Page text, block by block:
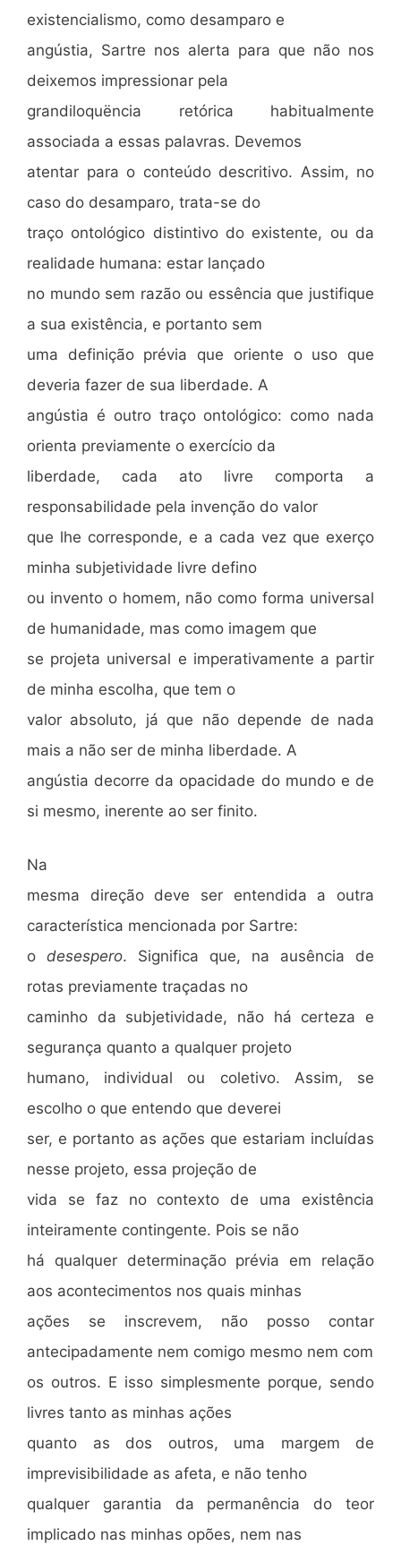
existencialismo, como desamparo e
angústia, Sartre nos alerta para que não nos
deixemos impressionar pela
grandiloquëncia retórica habitualmente
associada a essas palavras. Devemos
atentar para o conteúdo descritivo. Assim, no
caso do desamparo, trata-se do
traço ontológico distintivo do existente, ou da
realidade humana: estar lançado
no mundo sem razão ou essência que justifique
a sua existência, e portanto sem
uma definição prévia que oriente o uso que
deveria fazer de sua liberdade. A
angústia é outro traço ontológico: como nada
orienta previamente o exercício da
liberdade, cada ato livre comporta a
responsabilidade pela invenção do valor
que lhe corresponde, e a cada vez que exerço
minha subjetividade livre defino
ou invento o homem, não como forma universal
de humanidade, mas como imagem que
se projeta universal e imperativamente a partir
de minha escolha, que tem o
valor absoluto, já que não depende de nada
mais a não ser de minha liberdade. A
angústia decorre da opacidade do mundo e de
si mesmo, inerente ao ser finito.
Na
mesma direção deve ser entendida a outra
característica mencionada por Sartre:
o desespero. Significa que, na ausência de
rotas previamente traçadas no
caminho da subjetividade, não há certeza e
segurança quanto a qualquer projeto
humano, individual ou coletivo. Assim, se
escolho o que entendo que deverei
ser, e portanto as ações que estariam incluídas
nesse projeto, essa projeção de
vida se faz no contexto de uma existência
inteiramente contingente. Pois se não
há qualquer determinação prévia em relação
aos acontecimentos nos quais minhas
ações se inscrevem, não posso contar
antecipadamente nem comigo mesmo nem com
os outros. E isso simplesmente porque, sendo
livres tanto as minhas ações
quanto as dos outros, uma margem de
imprevisibilidade as afeta, e não tenho
qualquer garantia da permanência do teor
implicado nas minhas opões, nem nas